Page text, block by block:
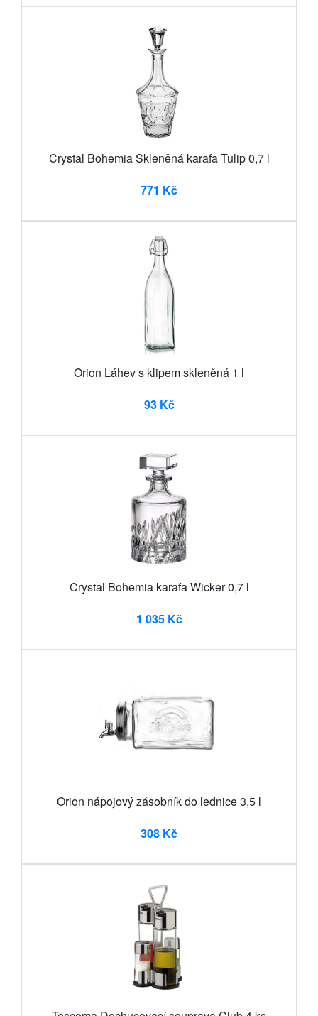
Crystal Bohemia Skleněná karafa Tulip 0,7 l
771 Kč
Orion Láhev s klipem skleněná 1 l
93 Kč
Crystal Bohemia karafa Wicker 0,7 l
1 035 Kč
Orion nápojový zásobník do lednice 3,5 l
308 Kč